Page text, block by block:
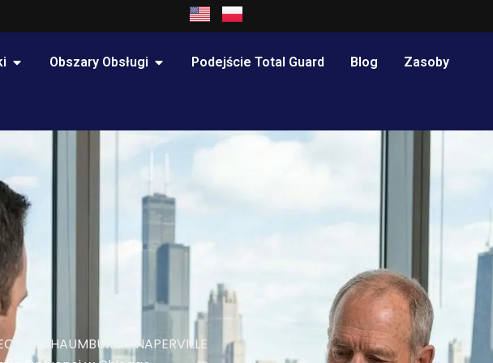
OPEN OBSZARY PRAKTYKI
Obszary Obsługi OPEN OBSZARY OBSŁUGI
Podejście Total Guard Blog Zasoby
• SCHAUMBURG • NAPERVILLE